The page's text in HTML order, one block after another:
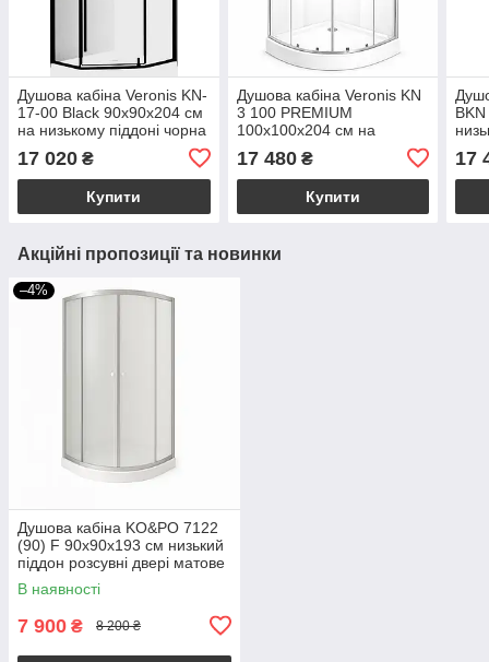
Душова кабіна Veronis KN-
17-00 Black 90х90х204 см
на низькому піддоні чорна
двері
17 020 ₴
Купити
Душова кабіна Veronis KN
3 100 PREMIUM
100х100х204 см на
низькому піддоні прозоре
скло розсувні двері
17 480₴
Купити
17
Акційні пропозиції та новинки
–4%
Душова кабіна KO&PO 7122
(90) F 90x90х193 см низький
піддон розсувні двері матове
скло
В наявності
7 900 ₴ 8 200 ₴